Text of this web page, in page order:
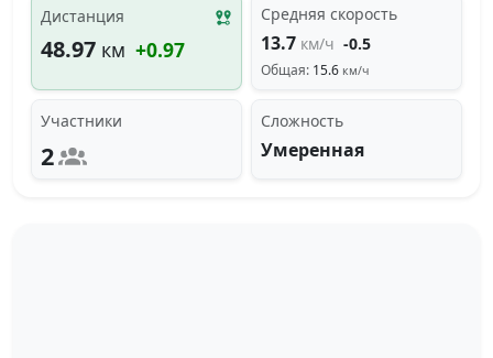
Дистанция
48.97 км +0.97
Средняя скорость
13.7 км/ч -0.5
Общая: 15.6 км/ч
Участники
2
Сложность
Умеренная